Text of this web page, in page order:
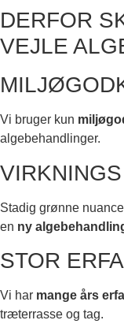
DERFOR
VEJLE
Vi bruger kun
algebehandlinger.
Stadig grønne
en ny
STOR
Vi har mange års
træterrasse og tag.